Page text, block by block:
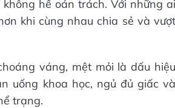
hề oán trách. Với những ai
khi cùng nhau chia sẻ và vượt
váng, mệt mỏi là dấu hiệu
uống khoa học, ngủ đủ giấc và
trạng.